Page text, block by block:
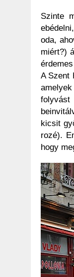
Szinte
oda,
miért?)
A Szent
folyvást
kicsit
rozé).
hogy